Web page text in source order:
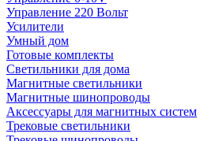
Управление 220 Вольт
Усилители
Умный дом
Готовые комплекты
Светильники для дома
Магнитные светильники
Магнитные шинопроводы
Аксессуары для магнитных систем
Трековые светильники